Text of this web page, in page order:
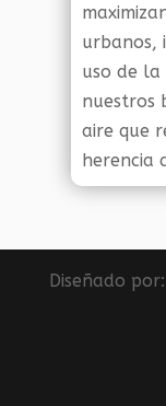
urbanos,
uso de
nuestros
aire que
herencia
Diseñado